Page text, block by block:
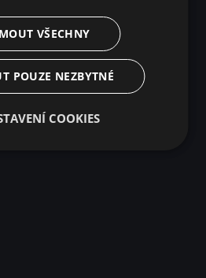
VŠECHNY
POUZE NEZBYTNÉ
COOKIES